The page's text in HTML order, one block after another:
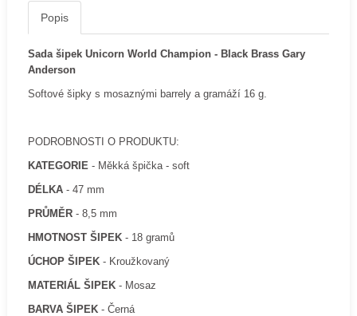
Popis
Sada šipek Unicorn World Champion - Black Brass Gary
Anderson
Softové šipky s mosaznými barrely a gramáží 16 g.
PODROBNOSTI O PRODUKTU:
KATEGORIE- Měkká špička - soft
DÉLKA- 47 mm
PRŮMĚR- 8,5 mm
HMOTNOST ŠIPEK - 18 gramů
ÚCHOP ŠIPEK- Kroužkovaný
MATERIÁL ŠIPEK- Mosaz
BARVA ŠIPEK - Černá